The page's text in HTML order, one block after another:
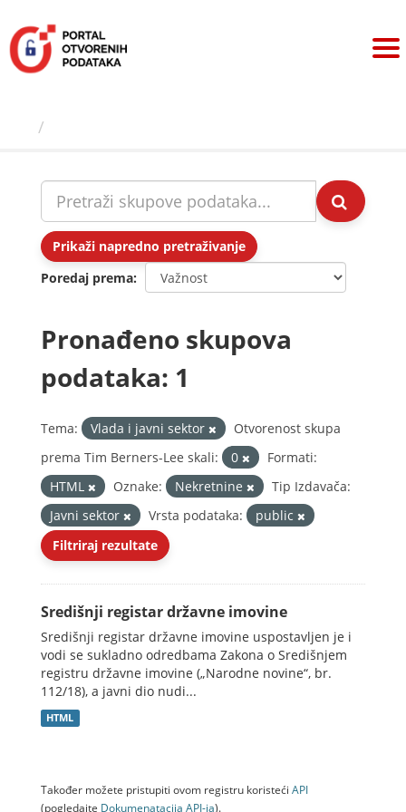
sadržaj
Prikaži napredno pretraživanje
Poredaj prema
Pronađeno skupova
podataka: 1
Tema: Vlada i javni sektor
Otvorenost skupa
prema Tim Berners-Lee skali:
0
Formati:
HTML
Oznake: Nekretnine
Tip Izdavača:
Javni sektor
Vrsta podataka:
public
Filtriraj rezultate
Središnji registar državne imovine
Središnji registar državne imovine uspostavljen je i
vodi se sukladno odredbama Zakona o Središnjem
registru državne imovine („Narodne novine“, br.
112/18), a javni dio nudi...
HTML
Također možete pristupiti ovom registru koristeći API
(pogledajte Dokumenаtаcijа API-jа).